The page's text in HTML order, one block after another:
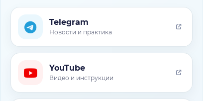
Telegram
Новости и практика
YouTube
Видео и инструкции